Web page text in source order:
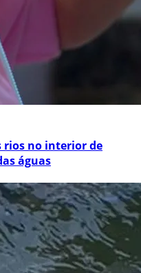
rios no interior de
águas